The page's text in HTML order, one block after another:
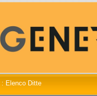
: Elenco Ditte